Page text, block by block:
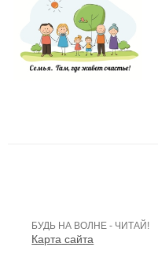
БУДЬ НА ВОЛНЕ - ЧИТАЙ!
Карта сайта